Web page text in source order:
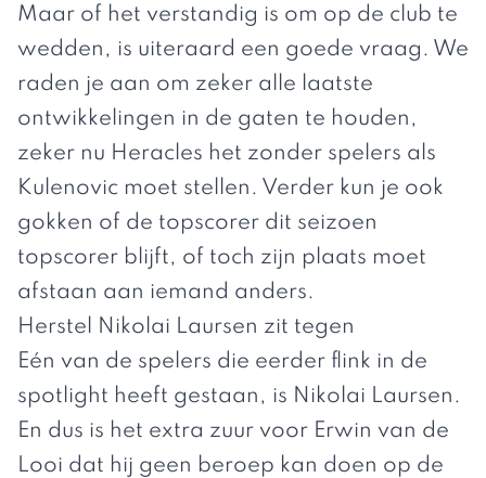
Maar of het verstandig is om op de club te
wedden, is uiteraard een goede vraag. We
raden je aan om zeker alle laatste
ontwikkelingen in de gaten te houden,
zeker nu Heracles het zonder spelers als
Kulenovic moet stellen. Verder kun je ook
gokken of de topscorer dit seizoen
topscorer blijft, of toch zijn plaats moet
afstaan aan iemand anders.
Herstel Nikolai Laursen zit tegen
Eén van de spelers die eerder flink in de
spotlight heeft gestaan, is Nikolai Laursen.
En dus is het extra zuur voor Erwin van de
Looi dat hij geen beroep kan doen op de